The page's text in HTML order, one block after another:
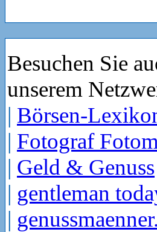
Besuchen Sie
unserem
| Börsen-
| Fotograf
| Geld & Genuss
| gentleman
|